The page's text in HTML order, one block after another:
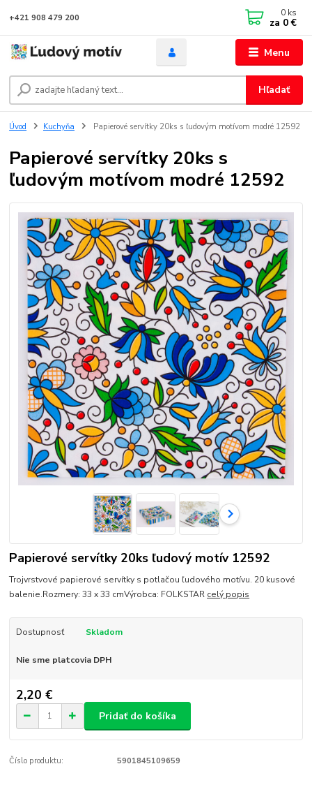
Menu
Hľadať
+421 908 479 200 0 ks
za 0 €
Úvod Kuchyňa Papierové servítky 20ks s ľudovým motívom modré 12592
Papierové servítky 20ks s
ľudovým motívom modré 12592
Papierové servítky 20ks ľudový motív 12592
Trojvrstvové papierové servítky s potlačou ľudového motívu. 20 kusové
balenie.Rozmery: 33 x 33 cmVýrobca: FOLKSTAR celý popis
Dostupnosť Skladom
Nie sme platcovia DPH
2,20 €
Pridať do košíka
Číslo produktu: 5901845109659